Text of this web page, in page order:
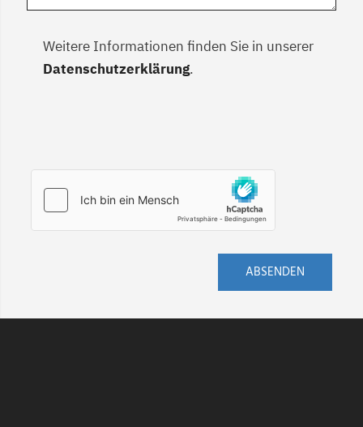
Weitere Informationen finden Sie in unserer
Datenschutzerklärung.
ABSENDEN